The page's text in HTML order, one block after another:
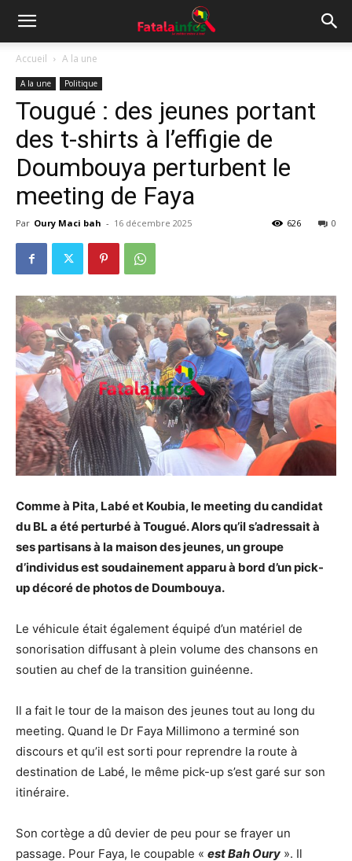
Accueil A la une
A la une Politique
Tougué : des jeunes portant
des t-shirts à l’effigie de
Doumbouya perturbent le
meeting de Faya
Par Oury Maci bah - 16 décembre 2025 0
626
Comme à Pita, Labé et Koubia, le meeting du candidat
du BL a été perturbé à Tougué. Alors qu’il s’adressait à
ses partisans à la maison des jeunes, un groupe
d’individus est soudainement apparu à bord d’un pick-
up décoré de photos de Doumbouya.
Le véhicule était également équipé d’un matériel de
sonorisation diffusant à plein volume des chansons en
soutien au chef de la transition guinéenne.
Il a fait le tour de la maison des jeunes tout au long du
meeting. Quand le Dr Faya Millimono a terminé son
discours et qu’il est sorti pour reprendre la route à
destination de Labé, le même pick-up s’est garé sur son
itinéraire.
Son cortège a dû devier de peu pour se frayer un
passage. Pour Faya, le coupable « est Bah Oury ». Il